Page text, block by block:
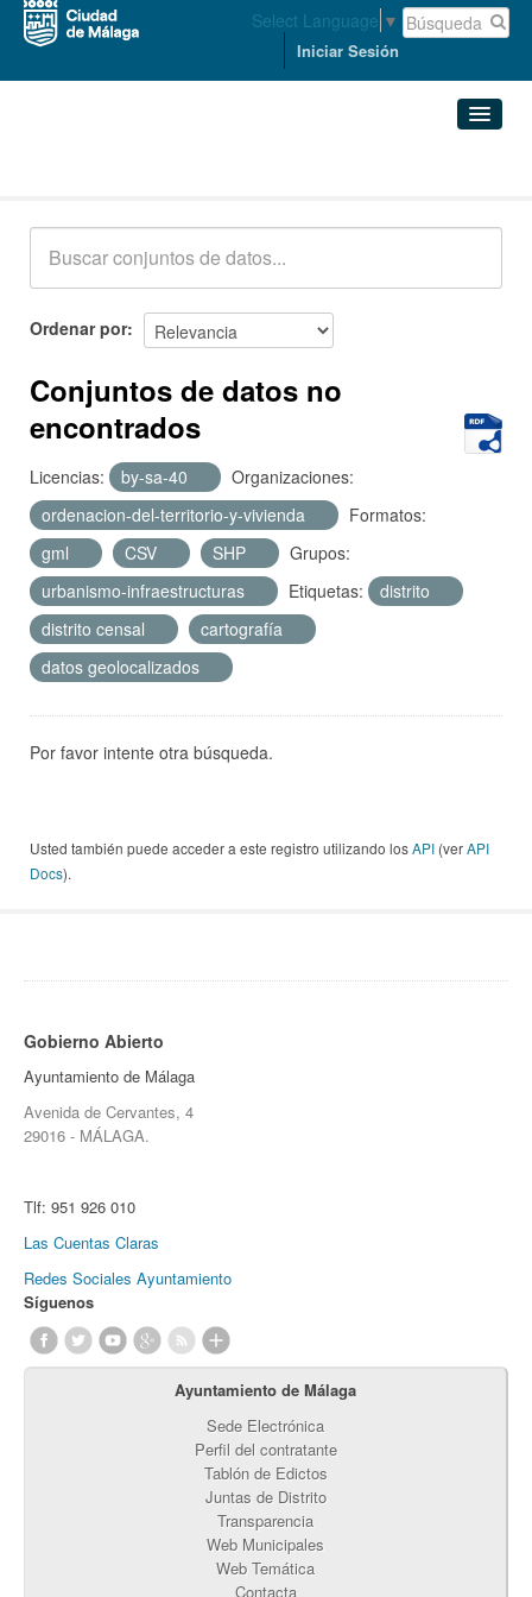
Select Language ▼
Iniciar Sesión
Acerca de
Ordenar por
Conjuntos de datos no
encontrados
Licencias: by-sa-40
Organizaciones:
ordenacion-del-territorio-y-vivienda
Formatos:
gml
CSV SHP
Grupos:
urbanismo-infraestructuras
Etiquetas:
distrito
distrito censal
cartografía
datos geolocalizados
Por favor intente otra búsqueda.
Usted también puede acceder a este registro utilizando losAPI (verAPI
Docs).
Gobierno Abierto
Ayuntamiento de Málaga
Avenida de Cervantes, 4
29016 - MÁLAGA.
Tlf: 951 926 010
Las Cuentas Claras
Redes Sociales Ayuntamiento
Síguenos
Ayuntamiento de Málaga
Sede Electrónica
Perfil del contratante
Tablón de Edictos
Juntas de Distrito
Transparencia
Web Municipales
Web Temática
Contacta